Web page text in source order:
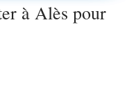
à Alès pour